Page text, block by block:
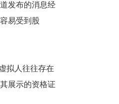
发布的消息经
易受到股
拟人往往存在
展示的资格证